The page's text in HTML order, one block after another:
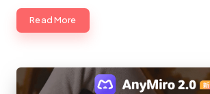
Read More